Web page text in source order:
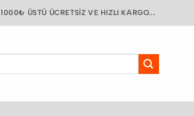
1000₺ ÜSTÜ ÜCRETSIZ VE HIZLI KARGO...